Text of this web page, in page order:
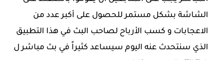
الشاشة بشكل مستمر للحصول على أكبر عدد من
الاعجابات و كسب الأرباح لصاحب البث في هذا التطبيق
الذي سنتحدث عنه اليوم سيساعد كثيراً في بث مباشر ل